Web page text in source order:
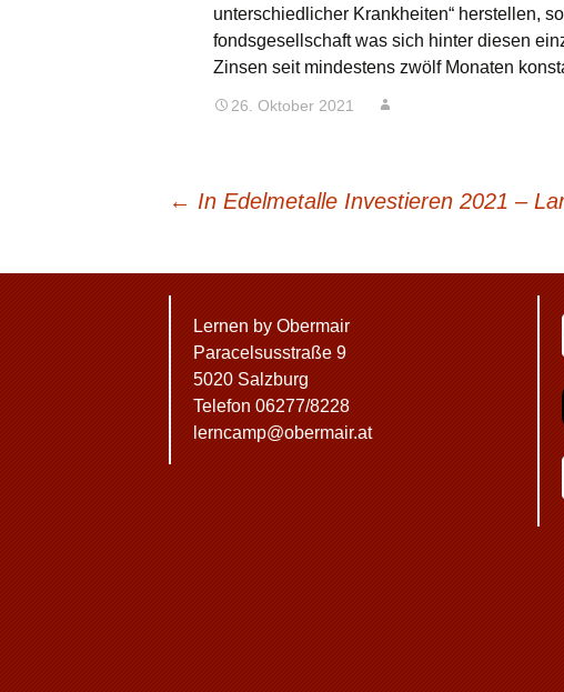
unterschiedlicher Krankheiten“ herstellen,
fondsgesellschaft was sich hinter diesen
Zinsen seit mindestens zwölf Monaten
26. Oktober 2021
BEITRAGSNAVIGATION
← In Edelmetalle Investieren 2021 –
Lernen by Obermair
Paracelsusstraße 9
5020 Salzburg
Telefon 06277/8228
lerncamp@obermair.at